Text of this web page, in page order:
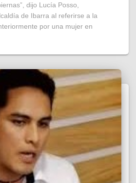
dijo Lucía Posso,
de Ibarra al referirse a la
por una mujer en